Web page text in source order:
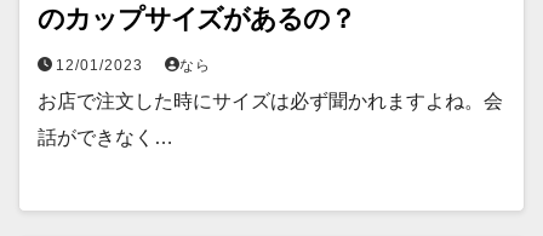
のカップサイズがあるの？
12/01/2023 なら
お店で注文した時にサイズは必ず聞かれますよね。会
話ができなく…